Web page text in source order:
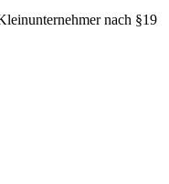
nach §19